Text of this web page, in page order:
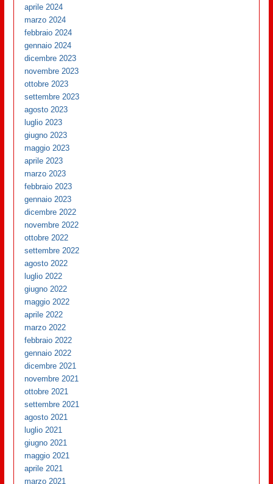
aprile 2024
marzo 2024
febbraio 2024
gennaio 2024
dicembre 2023
novembre 2023
ottobre 2023
settembre 2023
agosto 2023
luglio 2023
giugno 2023
maggio 2023
aprile 2023
marzo 2023
febbraio 2023
gennaio 2023
dicembre 2022
novembre 2022
ottobre 2022
settembre 2022
agosto 2022
luglio 2022
giugno 2022
maggio 2022
aprile 2022
marzo 2022
febbraio 2022
gennaio 2022
dicembre 2021
novembre 2021
ottobre 2021
settembre 2021
agosto 2021
luglio 2021
giugno 2021
maggio 2021
aprile 2021
marzo 2021